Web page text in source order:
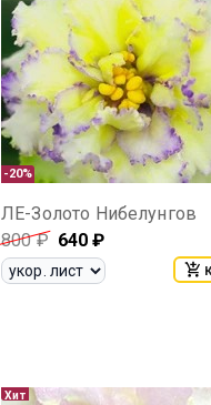
-20%
ЛЕ-Золото Нибелунгов
800₽ 640 ₽
Хит